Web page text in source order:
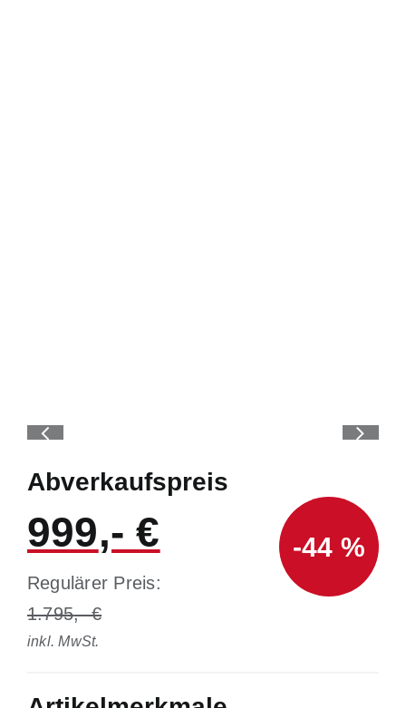
Abverkaufspreis
999
Regulärer Preis:
1.795
inkl. MwSt.
-44 %